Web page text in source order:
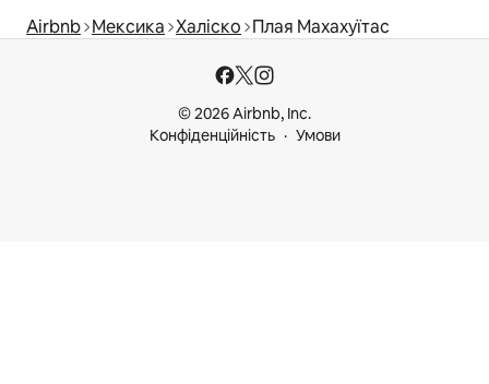
Airbnb Мексика Халіско Плая Махахуїтас
© 2026 Airbnb, Inc.
Конфіденційність
Умови